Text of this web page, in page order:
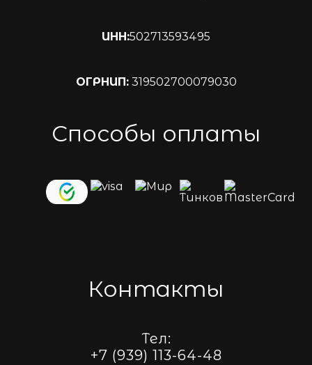
ИНН:502713593495
ОГРНИП:319502700079030
Способы оплаты
Контакты
Тел:
+7 (939) 113-64-48